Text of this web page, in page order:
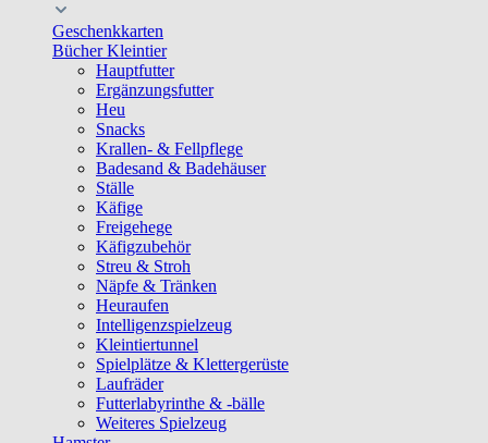
Geschenkkarten
Bücher Kleintier
Hauptfutter
Ergänzungsfutter
Heu
Snacks
Krallen- & Fellpflege
Badesand & Badehäuser
Ställe
Käfige
Freigehege
Käfigzubehör
Streu & Stroh
Näpfe & Tränken
Heuraufen
Intelligenzspielzeug
Kleintiertunnel
Spielplätze & Klettergerüste
Laufräder
Futterlabyrinthe & -bälle
Weiteres Spielzeug